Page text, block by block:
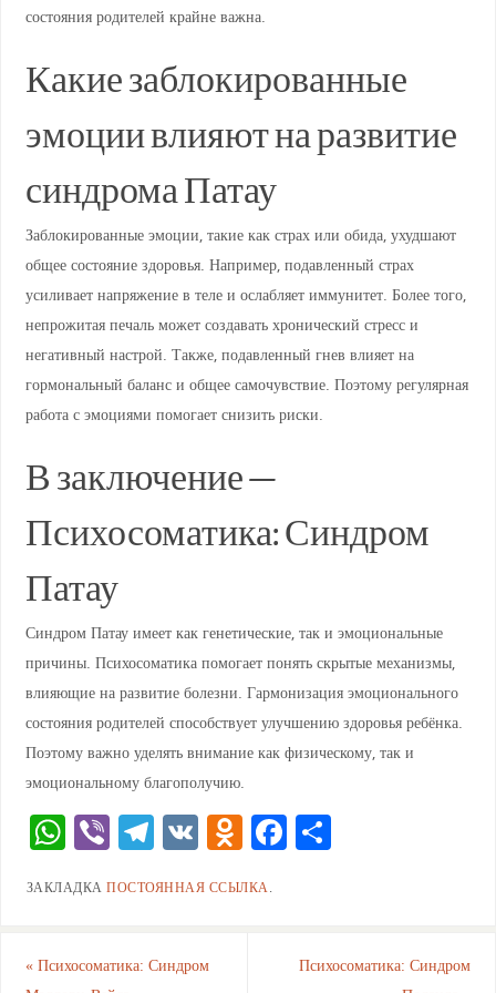
состояния родителей крайне важна.
Какие заблокированные
эмоции влияют на развитие
синдрома Патау
Заблокированные эмоции, такие как страх или обида, ухудшают
общее состояние здоровья. Например, подавленный страх
усиливает напряжение в теле и ослабляет иммунитет. Более того,
непрожитая печаль может создавать хронический стресс и
негативный настрой. Также, подавленный гнев влияет на
гормональный баланс и общее самочувствие. Поэтому регулярная
работа с эмоциями помогает снизить риски.
В заключение —
Психосоматика: Синдром
Патау
Синдром Патау имеет как генетические, так и эмоциональные
причины. Психосоматика помогает понять скрытые механизмы,
влияющие на развитие болезни. Гармонизация эмоционального
состояния родителей способствует улучшению здоровья ребёнка.
Поэтому важно уделять внимание как физическому, так и
эмоциональному благополучию.
W
at
A
Vi
er
T
e
a
V O
n
F
b
О
ть
ЗАКЛАДКАПОСТОЯННАЯ ССЫЛКА.
«Психосоматика: Синдром
Психосоматика: Синдром